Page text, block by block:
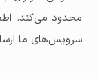
محدود می‌کند.
سرویس‌های ما